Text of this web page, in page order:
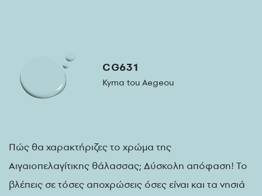
CG631
Kyma tou Aegeou
Πώς θα χαρακτήριζες το χρώμα της
Αιγαιοπελαγίτικης θάλασσας; Δύσκολη απόφαση! Το
βλέπεις σε τόσες αποχρώσεις όσες είναι και τα νησιά